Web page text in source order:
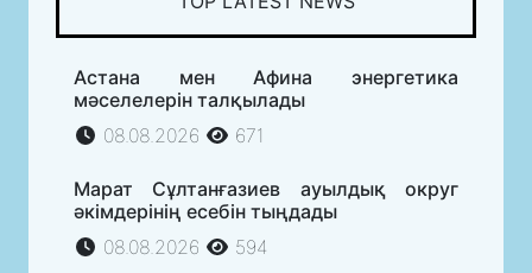
Астана мен Афина энергетика
мәселелерін талқылады
08.08.2026
671
Марат Сұлтанғазиев ауылдық округ
әкімдерінің есебін тыңдады
08.08.2026
594